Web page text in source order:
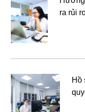
ra rủi
Hồ